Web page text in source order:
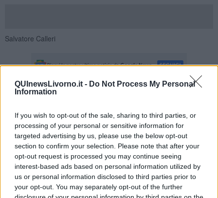
QUInewsLivorno.it - Do Not Process My Personal
Information
If you wish to opt-out of the sale, sharing to third parties, or
processing of your personal or sensitive information for
targeted advertising by us, please use the below opt-out
section to confirm your selection. Please note that after your
opt-out request is processed you may continue seeing
interest-based ads based on personal information utilized by
us or personal information disclosed to third parties prior to
your opt-out. You may separately opt-out of the further
Salvatore Calleri
Newsletter QUInews - ToscanaMedia.
Arriva gratis tutti i giorni
alle 20:00 direttamente nella tua casella di posta.
Basta cliccareQUI
Ti potrebbe interessare anche:
Articoli dal Blog “Legalità e non solo” di Salvatore Calleri
Il “dopo” Matteo Messina Denaro
Vademecum antimafia per gli elettori